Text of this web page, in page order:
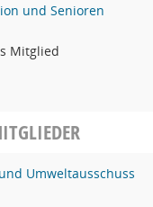
und Senioren
Mitglied
Umweltausschuss